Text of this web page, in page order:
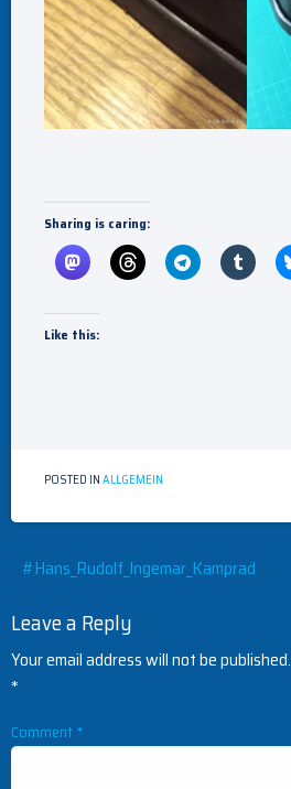
Sharing is caring:
Like this:
POSTED INALLGEMEIN
Post
#Hans_Rudolf_Ingemar_Kamprad
Leave a Reply
Your email address will not be published.
*
Comment*